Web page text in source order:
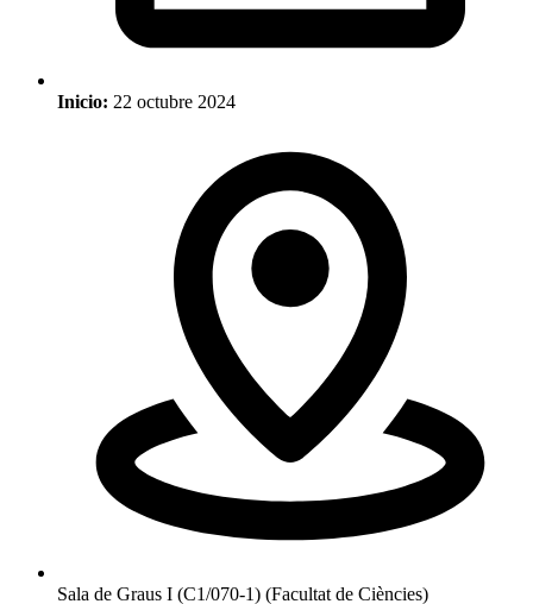
Inicio: 22 octubre 2024
Sala de Graus I (C1/070-1) (Facultat de Ciències)